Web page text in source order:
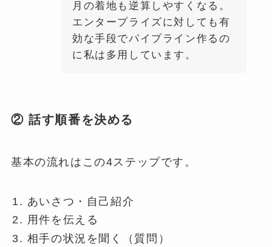
月の着地も逆算しやすくなる。
エンタープライズに対しても有
効な手段でパイプライン作るの
に私は多用しています。
② 話す順番を決める
基本の流れはこの4ステップです。
あいさつ・自己紹介
用件を伝える
相手の状況を聞く（質問）